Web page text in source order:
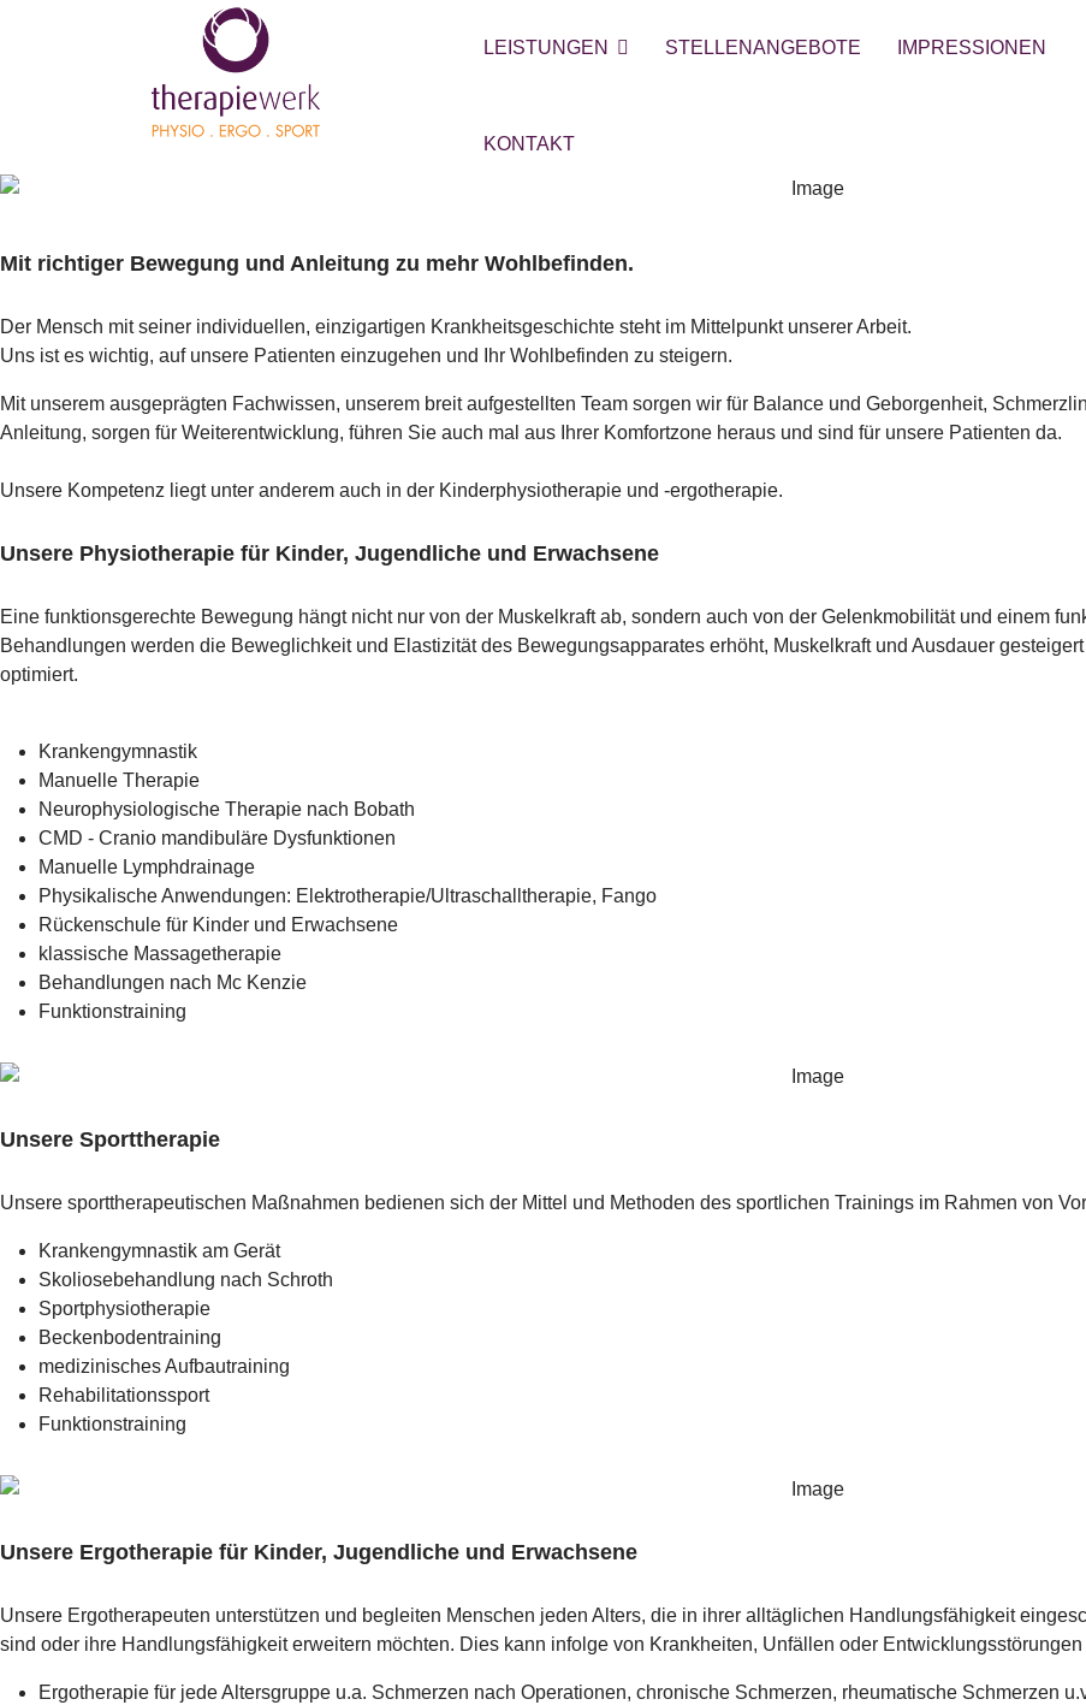
LEISTUNGEN STELLENANGEBOTE IMPRESSIONEN
KONTAKT
Mit richtiger Bewegung und Anleitung zu mehr Wohlbefinden.
Der Mensch mit seiner individuellen, einzigartigen Krankheitsgeschichte steht im Mittelpunkt unserer Arbeit.
Uns ist es wichtig, auf unsere Patienten einzugehen und Ihr Wohlbefinden zu steigern.
Mit unserem ausgeprägten Fachwissen, unserem breit aufgestellten Team sorgen wir für Balance und Geborgenheit,
Anleitung, sorgen für Weiterentwicklung, führen Sie auch mal aus Ihrer Komfortzone heraus und sind für unsere Patienten da.
Unsere Kompetenz liegt unter anderem auch in der Kinderphysiotherapie und -ergotherapie.
Unsere Physiotherapie für Kinder, Jugendliche und Erwachsene
Eine funktionsgerechte Bewegung hängt nicht nur von der Muskelkraft ab, sondern auch von der Gelenkmobilität und einem
Behandlungen werden die Beweglichkeit und Elastizität des Bewegungsapparates erhöht, Muskelkraft und Ausdauer
optimiert.
Krankengymnastik
Manuelle Therapie
Neurophysiologische Therapie nach Bobath
CMD - Cranio mandibuläre Dysfunktionen
Manuelle Lymphdrainage
Physikalische Anwendungen: Elektrotherapie/Ultraschalltherapie, Fango
Rückenschule für Kinder und Erwachsene
klassische Massagetherapie
Behandlungen nach Mc Kenzie
Funktionstraining
Unsere Sporttherapie
Unsere sporttherapeutischen Maßnahmen bedienen sich der Mittel und Methoden des sportlichen Trainings im Rahmen von
Krankengymnastik am Gerät
Skoliosebehandlung nach Schroth
Sportphysiotherapie
Beckenbodentraining
medizinisches Aufbautraining
Rehabilitationssport
Funktionstraining
Unsere Ergotherapie für Kinder, Jugendliche und Erwachsene
Unsere Ergotherapeuten unterstützen und begleiten Menschen jeden Alters, die in ihrer alltäglichen Handlungsfähigkeit
sind oder ihre Handlungsfähigkeit erweitern möchten. Dies kann infolge von Krankheiten, Unfällen oder
Ergotherapie für jede Altersgruppe u.a. Schmerzen nach Operationen, chronische Schmerzen, rheumatische Schmerzen